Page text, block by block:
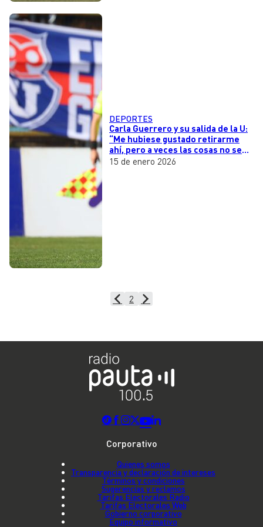
DEPORTES
Carla Guerrero y su salida de la U:
“Me hubiese gustado retirarme
ahí, pero a veces las cosas no se
dan”
15 de enero 2026
2
Corporativo
Quienes somos
Transparencia y declaración de intereses
Términos y condiciones
Sugerencias y reclamos
Tarifas Electorales Radio
Tarifas Electorales Web
Gobierno corporativo
Equipo informativo